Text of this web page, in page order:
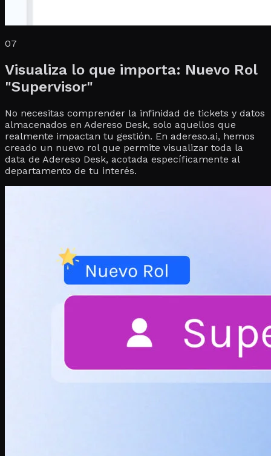
07
Visualiza lo que importa: Nuevo Rol
"Supervisor"
No necesitas comprender la infinidad de tickets y datos
almacenados en Adereso Desk, solo aquellos que
realmente impactan tu gestión. En adereso.ai, hemos
creado un nuevo rol que permite visualizar toda la
data de Adereso Desk, acotada específicamente al
departamento de tu interés.